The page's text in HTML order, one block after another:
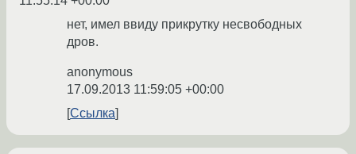
нет, имел ввиду прикрутку несвободных
дров.
anonymous
17.09.2013 11:59:05 +00:00
Ссылка